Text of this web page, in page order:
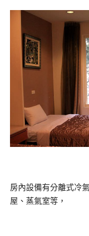
房內設備有分離式冷
屋、蒸氣室等，